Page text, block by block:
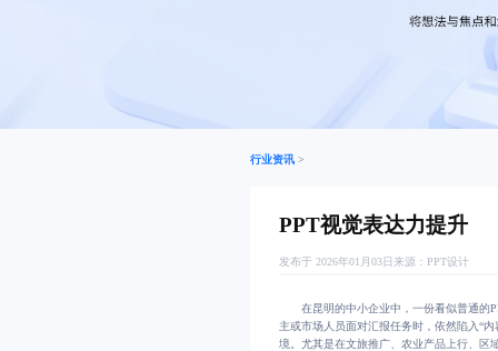
行业资讯 >
PPT视觉表达力提升
发布于 2026年01月03日来源： PPT设计
在昆明的中小企业中，一份看似普通的
主或市场人员面对汇报任务时，依然陷入“
境。尤其是在文旅推广、农业产品上行、区